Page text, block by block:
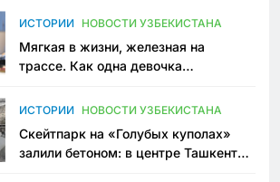
ИСТОРИИ НОВОСТИ УЗБЕКИСТАНА
Мягкая в жизни, железная на
трассе. Как одна девочка
Узбекистане
ИСТОРИИ НОВОСТИ УЗБЕКИСТАНА
Скейтпарк на «Голубых куполах»
залили бетоном: в центре Ташкента